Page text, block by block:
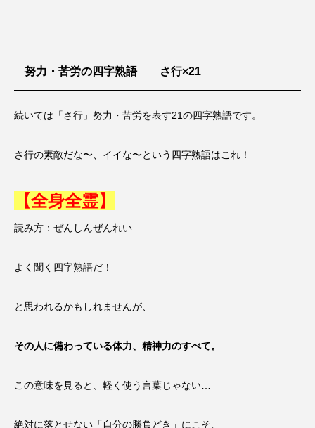
努力・苦労の四字熟語 さ行×21
続いては「さ行」努力・苦労を表す21の四字熟語です。
さ行の素敵だな〜、イイな〜という四字熟語はこれ！
【全身全霊】
読み方：ぜんしんぜんれい
よく聞く四字熟語だ！
と思われるかもしれませんが、
その人に備わっている体力、精神力のすべて。
この意味を見ると、軽く使う言葉じゃない…
絶対に落とせない「自分の勝負どき」にこそ、